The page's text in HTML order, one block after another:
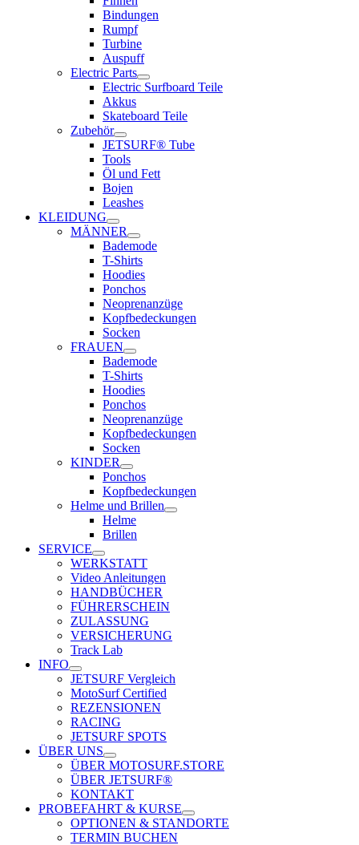
Bindungen
Rumpf
Turbine
Auspuff
Electric Parts
Electric Surfboard Teile
Akkus
Skateboard Teile
Zubehör
JETSURF® Tube
Tools
Öl und Fett
Bojen
Leashes
KLEIDUNG
MÄNNER
Bademode
T-Shirts
Hoodies
Ponchos
Neoprenanzüge
Kopfbedeckungen
Socken
FRAUEN
Bademode
T-Shirts
Hoodies
Ponchos
Neoprenanzüge
Kopfbedeckungen
Socken
KINDER
Ponchos
Kopfbedeckungen
Helme und Brillen
Helme
Brillen
SERVICE
WERKSTATT
Video Anleitungen
HANDBÜCHER
FÜHRERSCHEIN
ZULASSUNG
VERSICHERUNG
Track Lab
INFO
JETSURF Vergleich
MotoSurf Certified
REZENSIONEN
RACING
JETSURF SPOTS
ÜBER UNS
ÜBER MOTOSURF.STORE
ÜBER JETSURF®
KONTAKT
PROBEFAHRT & KURSE
OPTIONEN & STANDORTE
TERMIN BUCHEN